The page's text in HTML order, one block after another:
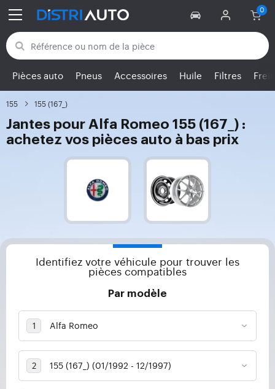
Retour aux catégories
Pièces auto Pneus Accessoires Huile Filtres
155 155 (167_)
Jantes pour Alfa Romeo 155 (167_) :
achetez vos pièces auto à bas prix
Identifiez votre véhicule pour trouver les
pièces compatibles
Par modèle